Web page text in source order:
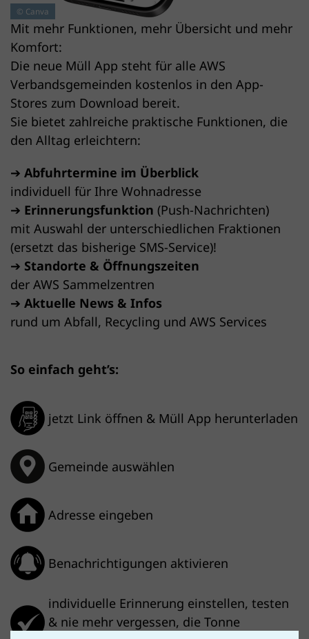
© Canva
Mit mehr Funktionen, mehr Übersicht und mehr
Komfort:
Die neue Müll App steht für alle AWS
Verbandsgemeinden kostenlos in den App-
Stores zum Download bereit.
Sie bietet zahlreiche praktische Funktionen, die
den Alltag erleichtern:
➔ Abfuhrtermine im Überblick
individuell für Ihre Wohnadresse
➔ Erinnerungsfunktion (Push-Nachrichten)
mit Auswahl der unterschiedlichen Fraktionen
(ersetzt das bisherige SMS-Service)!
➔ Standorte & Öffnungszeiten
der AWS Sammelzentren
➔ Aktuelle News & Infos
rund um Abfall, Recycling und AWS Services
So einfach geht’s:
jetzt Link öffnen & Müll App herunterladen
Gemeinde auswählen
Adresse eingeben
Benachrichtigungen aktivieren
individuelle Erinnerung einstellen, testen
& nie mehr vergessen, die Tonne